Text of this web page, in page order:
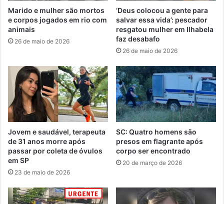
Marido e mulher são mortos
e corpos jogados em rio com
animais
26 de maio de 2026
‘Deus colocou a gente para
salvar essa vida’: pescador
resgatou mulher em Ilhabela
faz desabafo
26 de maio de 2026
Jovem e saudável, terapeuta
de 31 anos morre após
passar por coleta de óvulos
em SP
23 de maio de 2026
SC: Quatro homens são
presos em flagrante após
corpo ser encontrado
20 de março de 2026